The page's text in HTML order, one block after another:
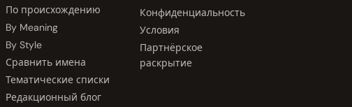
По происхождению
By Meaning
By Style
Сравнить имена
Тематические списки
Редакционный блог
Конфиденциальность
Условия
Партнёрское
раскрытие